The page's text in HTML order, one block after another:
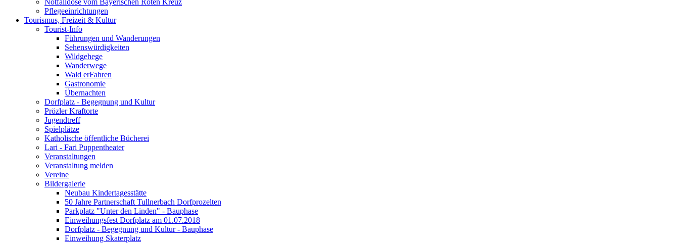
Notfalldose vom Bayerischen Roten Kreuz
Pflegeeinrichtungen
Tourismus, Freizeit & Kultur
Tourist-Info
Führungen und Wanderungen
Sehenswürdigkeiten
Wildgehege
Wanderwege
Wald erFahren
Gastronomie
Übernachten
Dorfplatz - Begegnung und Kultur
Prözler Kraftorte
Jugendtreff
Spielplätze
Katholische öffentliche Bücherei
Lari - Fari Puppentheater
Veranstaltungen
Veranstaltung melden
Vereine
Bildergalerie
Neubau Kindertagesstätte
50 Jahre Partnerschaft Tullnerbach Dorfprozelten
Parkplatz "Unter den Linden" - Bauphase
Einweihungsfest Dorfplatz am 01.07.2018
Dorfplatz - Begegnung und Kultur - Bauphase
Einweihung Skaterplatz